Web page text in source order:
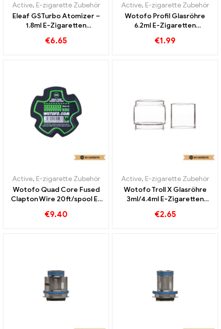
Active, E-zigarette Zubehör
Eleaf GSTurbo Atomizer –
1.8ml E-Zigaretten
€6.65
Active, E-zigarette Zubehör
Wotofo Profil Glasröhre
6.2ml E-Zigaretten
€1.99
Active, E-zigarette Zubehör
Wotofo Quad Core Fused
Clapton Wire 20ft/spool E-
Custom
€9.40
Active, E-zigarette Zubehör
Wotofo Troll X Glasröhre
3ml/4.4ml E-Zigaretten
€2.65